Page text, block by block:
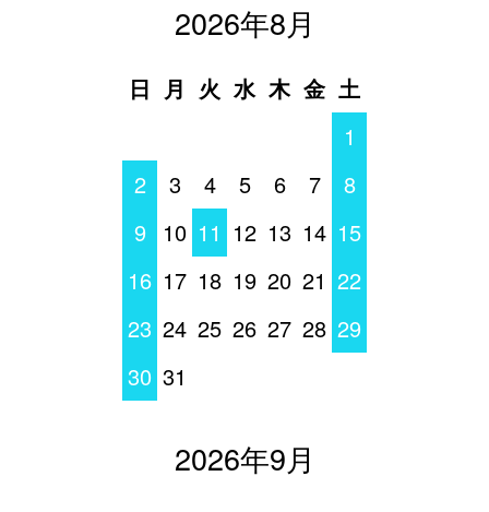
2026年8月
日 月 火 水 木 金 土
1
2
3 4 5 6 7
8
9
10 11 12 13 14 15
16 17 18 19 20 21 22
23 24 25 26 27 28 29
30 31
2026年9月